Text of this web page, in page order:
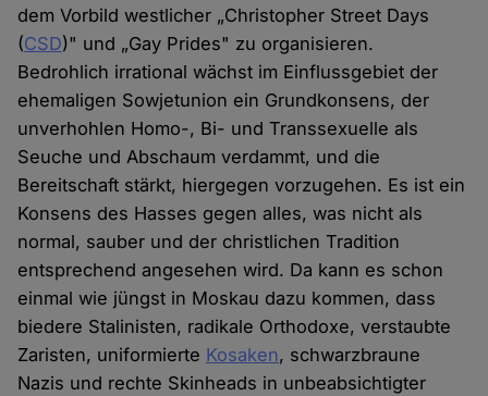
dem Vorbild westlicher „Christopher Street Days
(CSD)" und „Gay Prides" zu organisieren.
Bedrohlich irrational wächst im Einflussgebiet der
ehemaligen Sowjetunion ein Grundkonsens, der
unverhohlen Homo-, Bi- und Transsexuelle als
Seuche und Abschaum verdammt, und die
Bereitschaft stärkt, hiergegen vorzugehen. Es ist ein
Konsens des Hasses gegen alles, was nicht als
normal, sauber und der christlichen Tradition
entsprechend angesehen wird. Da kann es schon
einmal wie jüngst in Moskau dazu kommen, dass
biedere Stalinisten, radikale Orthodoxe, verstaubte
Zaristen, uniformierte Kosaken, schwarzbraune
Nazis und rechte Skinheads in unbeabsichtigter